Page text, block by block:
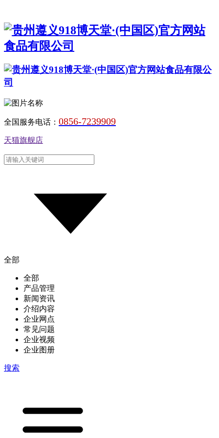
全国服务电话： 0856-7239909
天猫旗舰店
全部
全部
产品管理
新闻资讯
介绍内容
企业网点
常见问题
企业视频
企业图册
搜索